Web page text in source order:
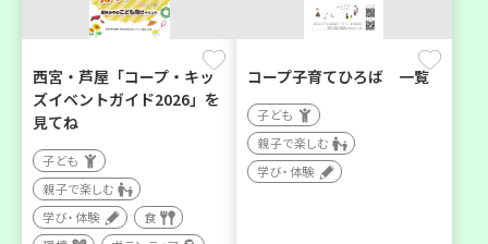
西宮・芦屋「コープ・キッ
ズイベントガイド2026」を
見てね
子ども
親子で楽しむ
学び・体験
食
コープ子育てひろば 一覧
子ども
親子で楽しむ
学び・体験